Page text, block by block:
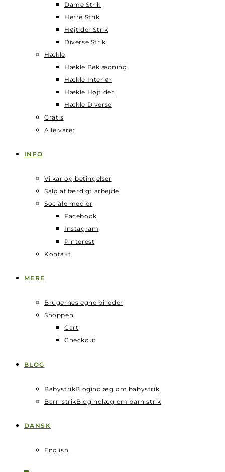
Dame Strik
Herre Strik
Højtider Strik
Diverse Strik
Hækle
Hækle Beklædning
Hækle Interiør
Hækle Højtider
Hækle Diverse
Gratis
Alle varer
INFO
Vilkår og betingelser
Salg af færdigt arbejde
Sociale medier
Facebook
Instagram
Pinterest
Kontakt
MERE
Brugernes egne billeder
Shoppen
Cart
Checkout
BLOG
BabystrikBlogindlæg om babystrik
Barn strikBlogindlæg om barn strik
DANSK
English